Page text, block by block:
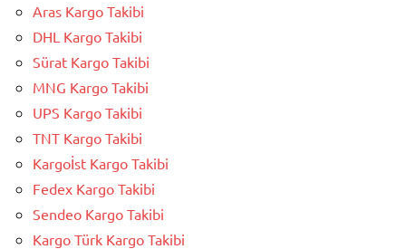
Aras Kargo Takibi
DHL Kargo Takibi
Sürat Kargo Takibi
MNG Kargo Takibi
UPS Kargo Takibi
TNT Kargo Takibi
Kargoİst Kargo Takibi
Fedex Kargo Takibi
Sendeo Kargo Takibi
Kargo Türk Kargo Takibi